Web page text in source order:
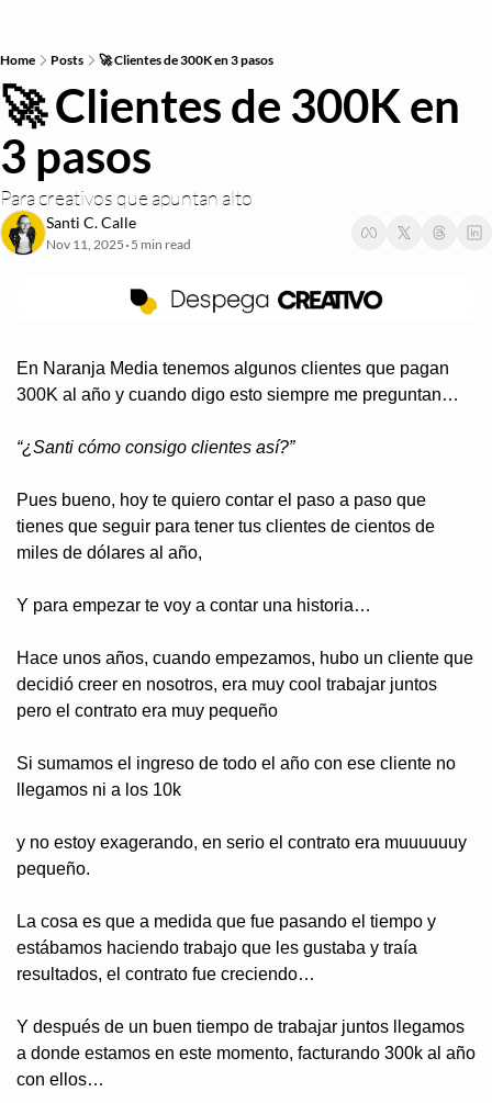
Home Posts 🚀 Clientes de 300K en 3 pasos
🚀 Clientes de 300K en
3 pasos
Para creativos que apuntan alto
Santi C. Calle
Nov 11, 2025 • 5 min read
En Naranja Media tenemos algunos clientes que pagan
300K al año y cuando digo esto siempre me preguntan…
“¿Santi cómo consigo clientes así?”
Pues bueno, hoy te quiero contar el paso a paso que
tienes que seguir para tener tus clientes de cientos de
miles de dólares al año,
Y para empezar te voy a contar una historia…
Hace unos años, cuando empezamos, hubo un cliente que
decidió creer en nosotros, era muy cool trabajar juntos
pero el contrato era muy pequeño
Si sumamos el ingreso de todo el año con ese cliente no
llegamos ni a los 10k
y no estoy exagerando, en serio el contrato era muuuuuuy
pequeño.
La cosa es que a medida que fue pasando el tiempo y
estábamos haciendo trabajo que les gustaba y traía
resultados, el contrato fue creciendo…
Y después de un buen tiempo de trabajar juntos llegamos
a donde estamos en este momento, facturando 300k al año
con ellos…